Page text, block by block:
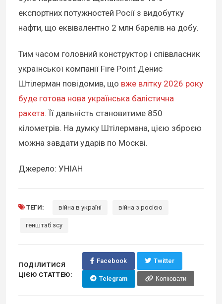
експортних потужностей Росії з видобутку
нафти, що еквівалентно 2 млн барелів на добу.
Тим часом головний конструктор і співвласник
української компанії Fire Point Денис
Штілерман повідомив, що вже влітку 2026 року
буде готова нова українська балістична
ракета. Її дальність становитиме 850
кілометрів. На думку Штілермана, цією зброєю
можна завдати ударів по Москві.
Джерело: УНІАН
ТЕГИ: війна в україні війна з росією
генштаб зсу
ПОДІЛИТИСЯ
ЦІЄЮ СТАТТЕЮ:
Facebook Twitter
Telegram Копіювати